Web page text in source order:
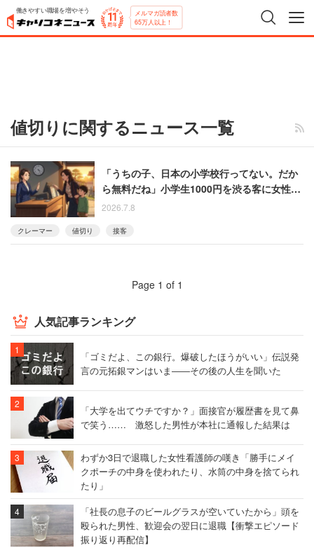
働きやすい職場を増やそう メルマガ読者数
65万人以上！
値切りに関するニュース一覧
「うちの子、日本の小学校行ってない。だか
ら無料だね」小学生1000円を渋る客に女性は
「そういう意味ではないです」
2026.7.8
クレーマー 値切り 接客
Page 1 of 1
人気記事ランキング
「ゴミだよ、この銀行。爆破したほうがいい」伝説発
言の元拓銀マンはいま――その後の人生を聞いた
「大学を出てウチですか？」面接官が履歴書を見て鼻
で笑う…… 激怒した男性が本社に通報した結果は
わずか3日で退職した女性看護師の嘆き「勝手にメイ
クポーチの中身を使われたり、水筒の中身を捨てられ
たり」
「社長の息子のビールグラスが空いていたから」頭を
殴られた男性、歓迎会の翌日に退職【衝撃エピソード
振り返り再配信】